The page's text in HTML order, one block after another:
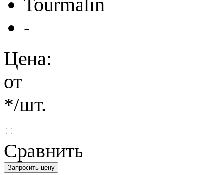
Tourmalin
-
Цена:
от
*/шт.
Сравнить
Запросить цену